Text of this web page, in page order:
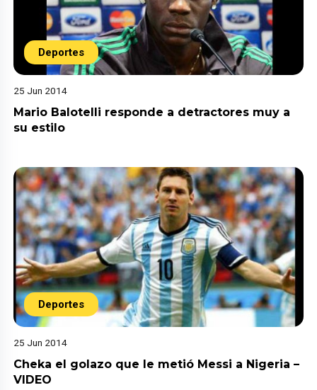
Deportes
25 Jun 2014
Mario Balotelli responde a detractores muy a
su estilo
Deportes
25 Jun 2014
Cheka el golazo que le metió Messi a Nigeria –
VIDEO